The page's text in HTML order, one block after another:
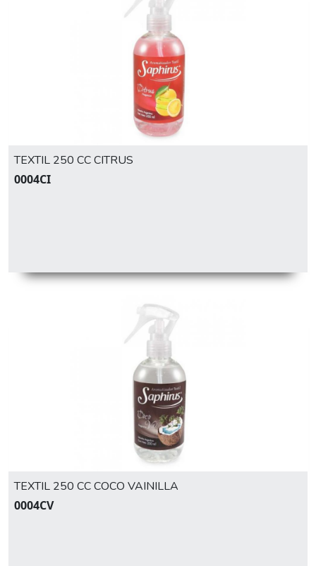
TEXTIL 250 CC CITRUS
0004CI
TEXTIL 250 CC COCO VAINILLA
0004CV